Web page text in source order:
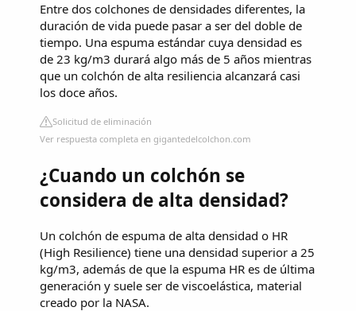
Entre dos colchones de densidades diferentes, la
duración de vida puede pasar a ser del doble de
tiempo. Una espuma estándar cuya densidad es
de 23 kg/m3 durará algo más de 5 años mientras
que un colchón de alta resiliencia alcanzará casi
los doce años.
Solicitud de eliminación
Ver respuesta completa en gigantedelcolchon.com
¿Cuando un colchón se
considera de alta densidad?
Un colchón de espuma de alta densidad o HR
(High Resilience) tiene una densidad superior a 25
kg/m3, además de que la espuma HR es de última
generación y suele ser de viscoelástica, material
creado por la NASA.